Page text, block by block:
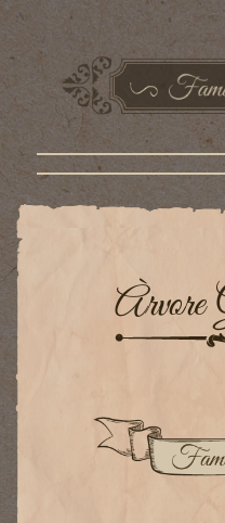
Àrvore